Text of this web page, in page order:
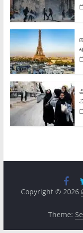
Copyright © 2026
Theme: